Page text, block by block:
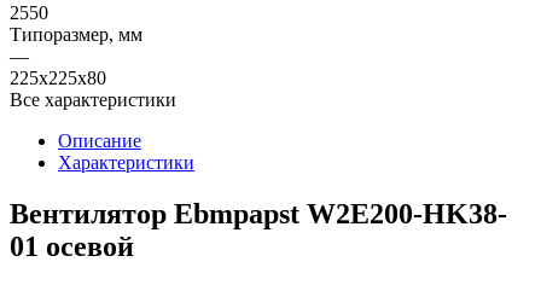
2550
Типоразмер, мм
—
225x225x80
Все характеристики
Описание
Характеристики
Вентилятор Ebmpapst W2E200-HK38-
01 осевой